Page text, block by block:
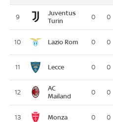
9
Juventus
Turin
0 0
10 Lazio Rom 0 0
11 Lecce 0 0
12
AC
Mailand
0 0
13 Monza 0 0